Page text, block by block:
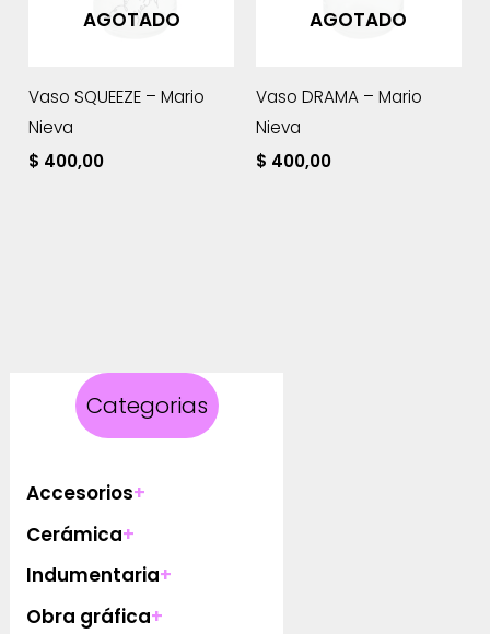
Categorias
Accesorios+
Cerámica+
Indumentaria+
Obra gráfica+
AGOTADO
Vaso SQUEEZE – Mario
Nieva
$ 400,00
AGOTADO
Vaso DRAMA – Mario
Nieva
$ 400,00